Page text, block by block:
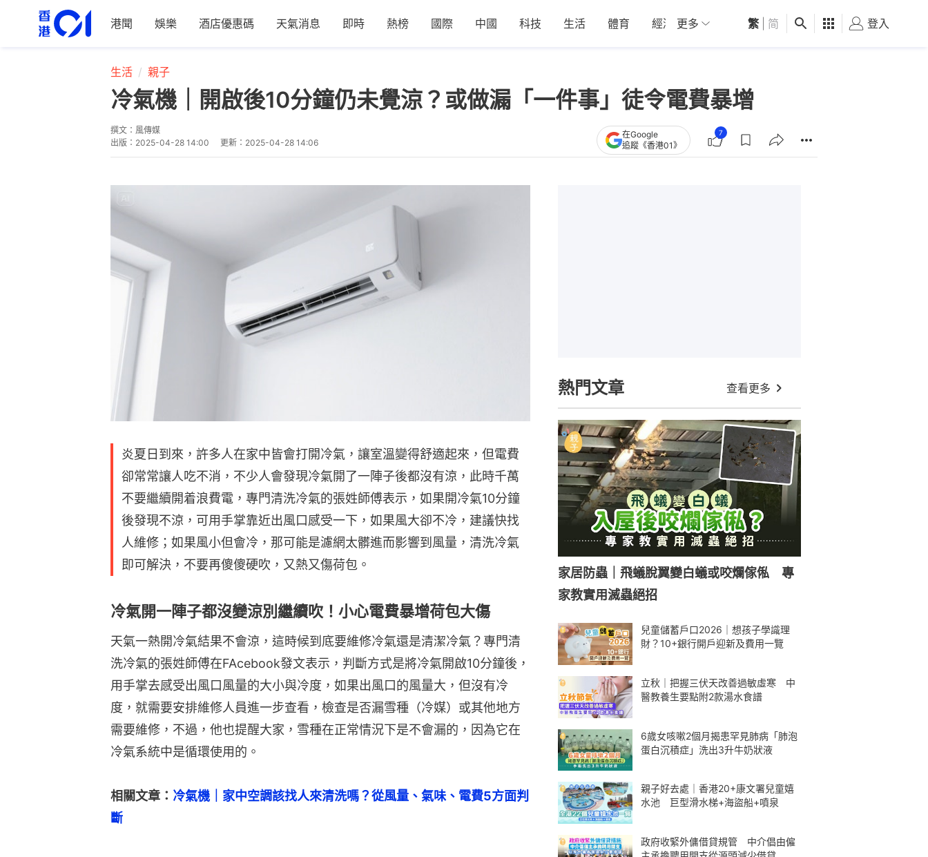
港聞 娛樂 酒店優惠碼 天氣消息 即時 熱榜 國際 中國 科技 生活 體育 經濟 01深圳 觀點 健康 好食玩飛
更多 繁 简 登入
生活 親子
冷氣機｜開啟後10分鐘仍未覺涼？或做漏「一件事」徒令電費暴增
撰文： 風傳媒
出版： 2025-04-28 14:00 更新： 2025-04-28 14:06
在Google
追蹤《香港01》
7
炎夏日到來，許多人在家中皆會打開冷氣，讓室溫變得舒適起來，但電費
卻常常讓人吃不消，不少人會發現冷氣開了一陣子後都沒有涼，此時千萬
不要繼續開着浪費電，專門清洗冷氣的張姓師傅表示，如果開冷氣10分鐘
後發現不涼，可用手掌靠近出風口感受一下，如果風大卻不冷，建議快找
人維修；如果風小但會冷，那可能是濾網太髒進而影響到風量，清洗冷氣
即可解決，不要再傻傻硬吹，又熱又傷荷包。
冷氣開一陣子都沒變涼別繼續吹！小心電費暴增荷包大傷
天氣一熱開冷氣結果不會涼，這時候到底要維修冷氣還是清潔冷氣？專門清
洗冷氣的張姓師傅在FAcebook發文表示，判斷方式是將冷氣開啟10分鐘後，
用手掌去感受出風口風量的大小與冷度，如果出風口的風量大，但沒有冷
度，就需要安排維修人員進一步查看，檢查是否漏雪種（冷媒）或其他地方
需要維修，不過，他也提醒大家，雪種在正常情況下是不會漏的，因為它在
冷氣系統中是循環使用的。
相關文章： 冷氣機｜家中空調該找人來清洗嗎？從風量、氣味、電費5方面判
斷
熱門文章 查看更多
家居防蟲｜飛蟻脫翼變白蟻或咬爛傢俬 專
家教實用滅蟲絕招
兒童儲蓄戶口2026｜想孩子學識理
財？10+銀行開戶迎新及費用一覽
立秋｜把握三伏天改善過敏虛寒 中
醫教養生要點附2款湯水食譜
6歲女咳嗽2個月揭患罕見肺病「肺泡
蛋白沉積症」洗出3升牛奶狀液
親子好去處｜香港20+康文署兒童嬉
水池 巨型滑水梯+海盜船+噴泉
政府收緊外傭借貸規管 中介倡由僱